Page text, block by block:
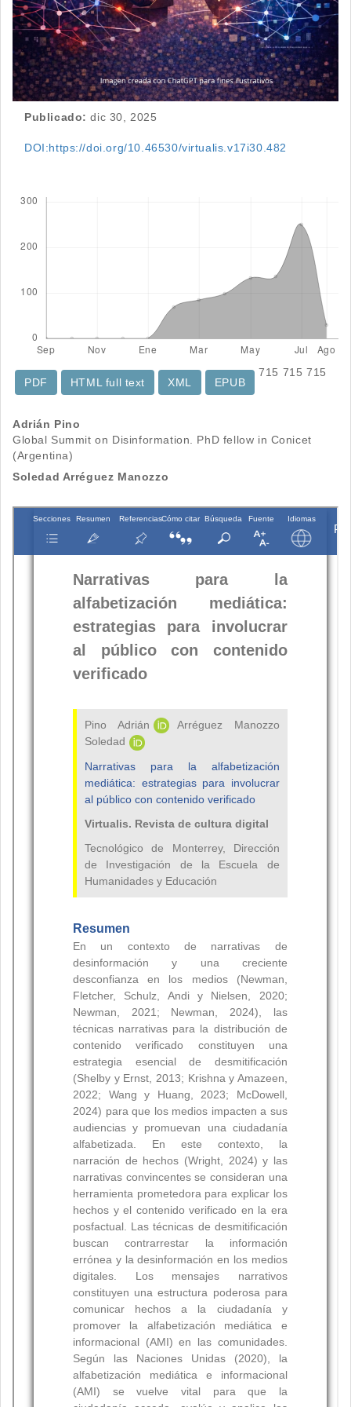
Publicado: dic 30, 2025
DOI:https://doi.org/10.46530/virtualis.v17i30.482
715
PDF
715
HTML full text
XML
715
EPUB
Contenido
principal
del
artículo
Adrián Pino
Global Summit on Disinformation. PhD fellow in Conicet
(Argentina)
Soledad Arréguez Manozzo